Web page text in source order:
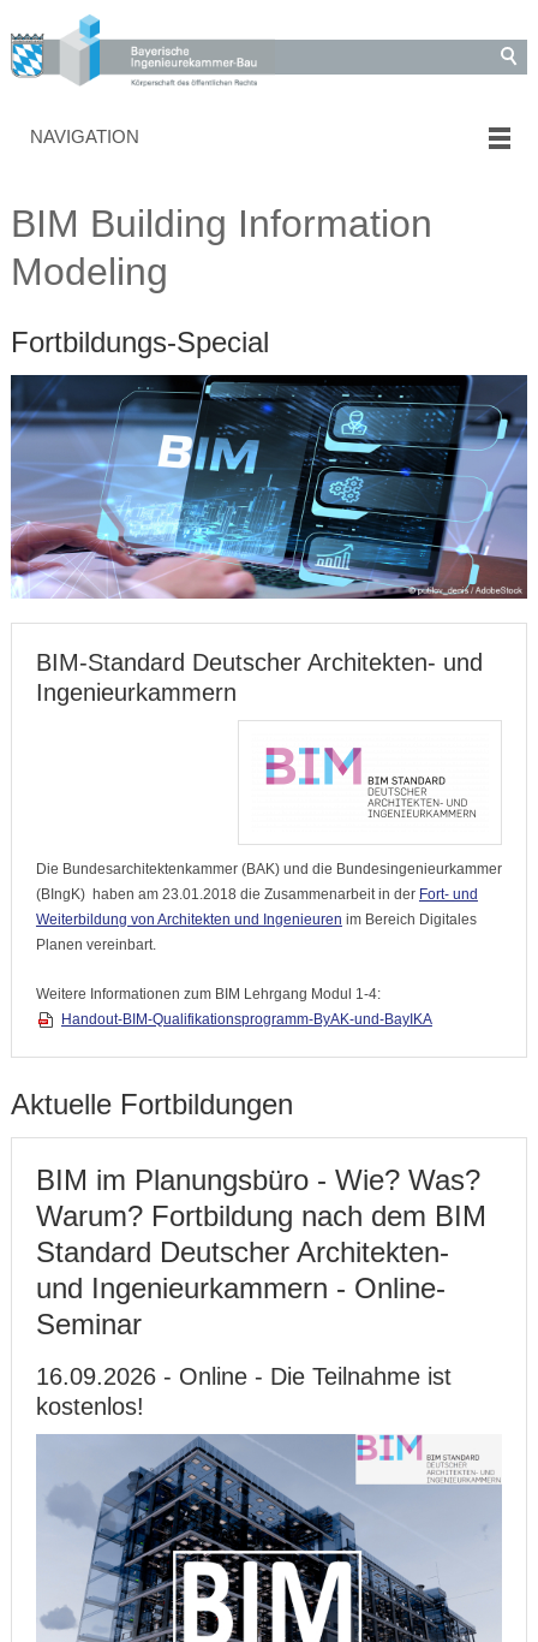
NAVIGATION
BIM Building Information
Modeling
Fortbildungs-Special
BIM-Standard Deutscher Architekten- und
Ingenieurkammern
Die Bundesarchitektenkammer (BAK) und die Bundesingenieurkammer
(BIngK) haben am 23.01.2018 die Zusammenarbeit in der Fort- und
Weiterbildung von Architekten und Ingenieuren im Bereich Digitales
Planen vereinbart.
Weitere Informationen zum BIM Lehrgang Modul 1-4:
Handout-BIM-Qualifikationsprogramm-ByAK-und-BayIKA
Aktuelle Fortbildungen
BIM im Planungsbüro - Wie? Was?
Warum? Fortbildung nach dem BIM
Standard Deutscher Architekten-
und Ingenieurkammern - Online-
Seminar
16.09.2026 - Online - Die Teilnahme ist
kostenlos!